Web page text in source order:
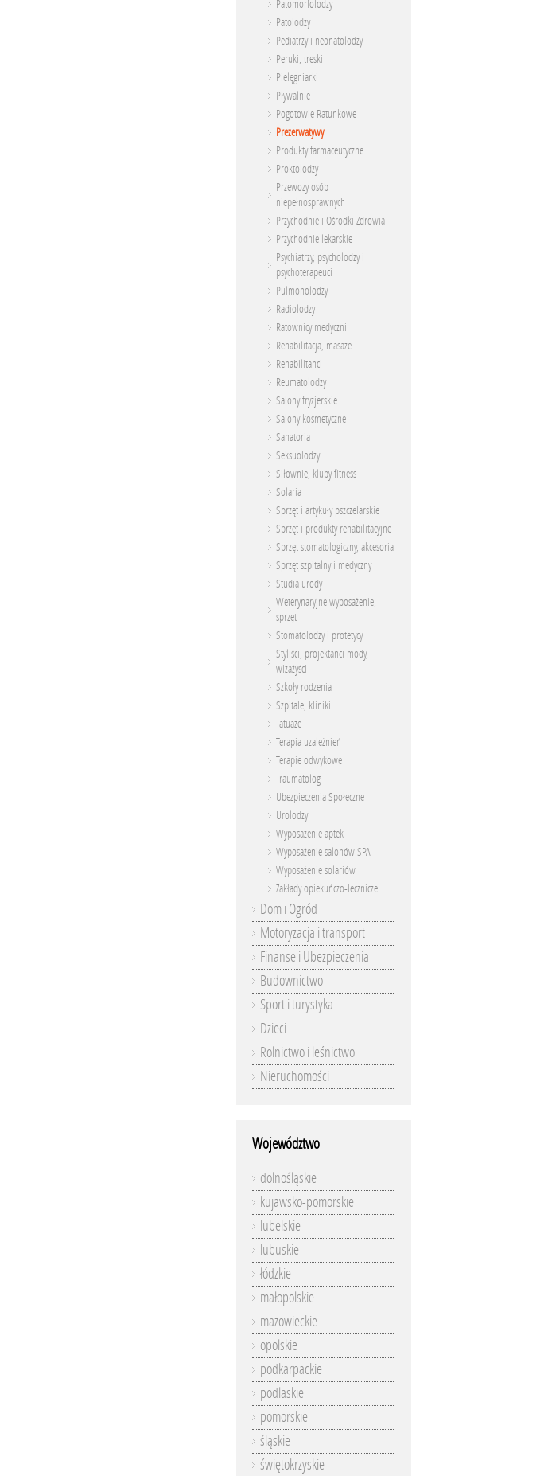
Patomorfolodzy
Patolodzy
Pediatrzy i neonatolodzy
Peruki, treski
Pielęgniarki
Pływalnie
Pogotowie Ratunkowe
Prezerwatywy
Produkty farmaceutyczne
Proktolodzy
Przewozy osób
niepełnosprawnych
Przychodnie i Ośrodki Zdrowia
Przychodnie lekarskie
Psychiatrzy, psycholodzy i
psychoterapeuci
Pulmonolodzy
Radiolodzy
Ratownicy medyczni
Rehabilitacja, masaże
Rehabilitanci
Reumatolodzy
Salony fryzjerskie
Salony kosmetyczne
Sanatoria
Seksuolodzy
Siłownie, kluby fitness
Solaria
Sprzęt i artykuły pszczelarskie
Sprzęt i produkty rehabilitacyjne
Sprzęt stomatologiczny, akcesoria
Sprzęt szpitalny i medyczny
Studia urody
Weterynaryjne wyposażenie,
sprzęt
Stomatolodzy i protetycy
Styliści, projektanci mody,
wizażyści
Szkoły rodzenia
Szpitale, kliniki
Tatuaże
Terapia uzależnień
Terapie odwykowe
Traumatolog
Ubezpieczenia Społeczne
Urolodzy
Wyposażenie aptek
Wyposażenie salonów SPA
Wyposażenie solariów
Zakłady opiekuńczo-lecznicze
Dom i Ogród
Motoryzacja i transport
Finanse i Ubezpieczenia
Budownictwo
Sport i turystyka
Dzieci
Rolnictwo i leśnictwo
Nieruchomości
Województwo
dolnośląskie
kujawsko-pomorskie
lubelskie
lubuskie
łódzkie
małopolskie
mazowieckie
opolskie
podkarpackie
podlaskie
pomorskie
śląskie
świętokrzyskie